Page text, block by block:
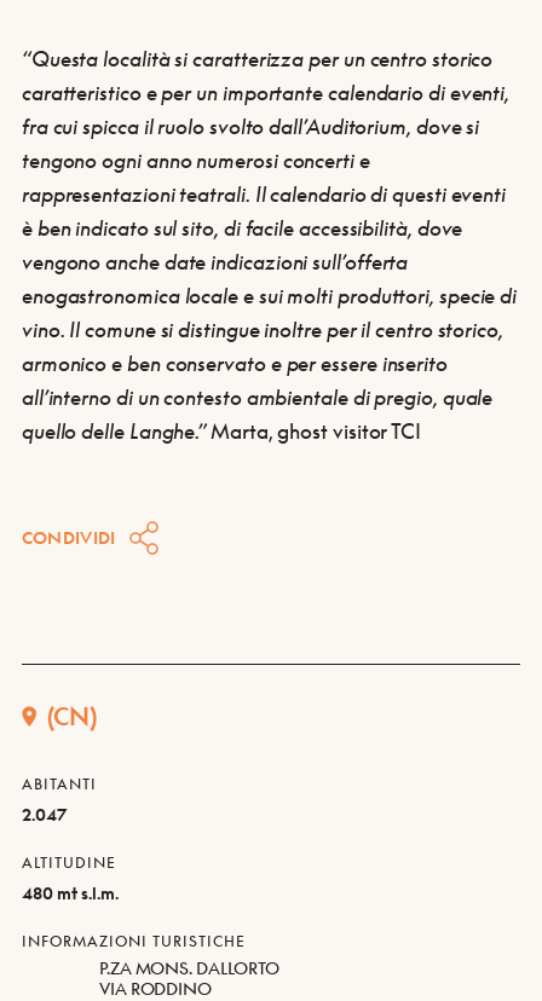
“Questa località si caratterizza per un centro storico
caratteristico e per un importante calendario di eventi,
fra cui spicca il ruolo svolto dall’Auditorium, dove si
tengono ogni anno numerosi concerti e
rappresentazioni teatrali. Il calendario di questi eventi
è ben indicato sulsito, di facile accessibilità, dove
vengono anche date indicazioni sull’offerta
enogastronomica locale e sui molti produttori, specie di
vino. Il comune si distingue inoltre per ilcentro storico,
armonico e ben conservatoe per essere inserito
all’interno di un contesto ambientale di pregio, quale
quello delle Langhe.”Marta, ghost visitor TCI
CONDIVIDI
(CN)
ABITANTI
2.047
ALTITUDINE
480 mt s.l.m.
INFORMAZIONI TURISTICHE
P.ZA MONS. DALLORTO
VIA RODDINO